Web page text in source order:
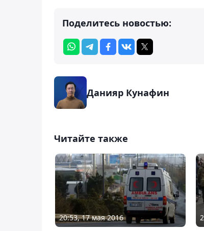
Поделитесь новостью:
Данияр Кунафин
Читайте также
20:53, 17 мая 2016